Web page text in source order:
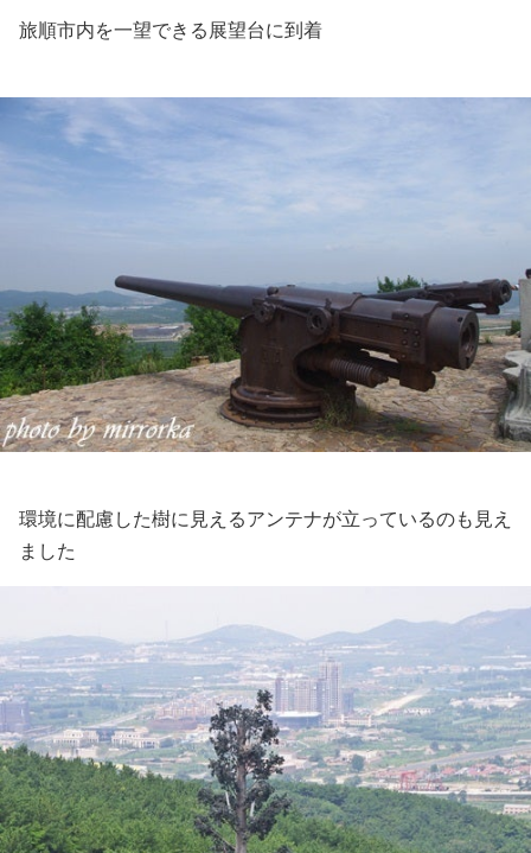
旅順市内を一望できる展望台に到着
環境に配慮した樹に見えるアンテナが立っているのも見え
ました